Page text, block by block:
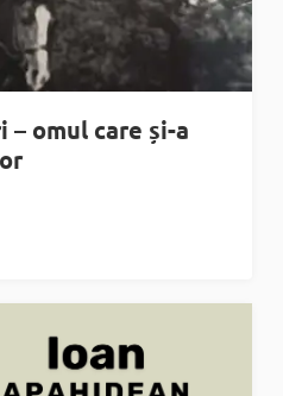
– omul care și-a